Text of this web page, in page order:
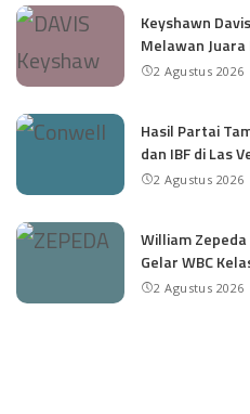
Keyshawn
Melawan Juara
2 Agustus 2026
Hasil Partai
dan IBF di Las
2 Agustus 2026
William
Gelar WBC
2 Agustus 2026